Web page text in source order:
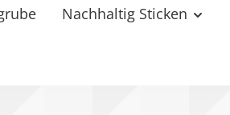
Nachhaltig Sticken